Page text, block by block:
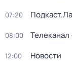
07:20
08:00
12:00 Новости